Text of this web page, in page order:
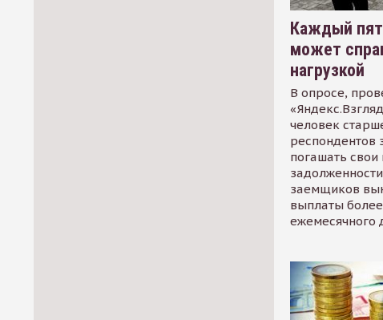
Каждый
может
нагрузкой
В опросе,
человек
респондентов
погашать
заемщиков
выплаты
ежемесячного